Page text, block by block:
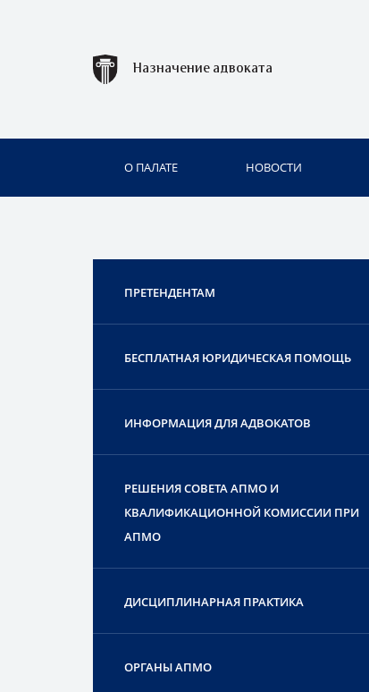
Назначение адвоката
О ПАЛАТЕ НОВОСТИ
ПРЕТЕНДЕНТАМ
БЕСПЛАТНАЯ ЮРИДИЧЕСКАЯ ПОМОЩЬ
ИНФОРМАЦИЯ ДЛЯ АДВОКАТОВ
РЕШЕНИЯ СОВЕТА АПМО И
КВАЛИФИКАЦИОННОЙ КОМИССИИ ПРИ
АПМО
ДИСЦИПЛИНАРНАЯ ПРАКТИКА
ОРГАНЫ АПМО